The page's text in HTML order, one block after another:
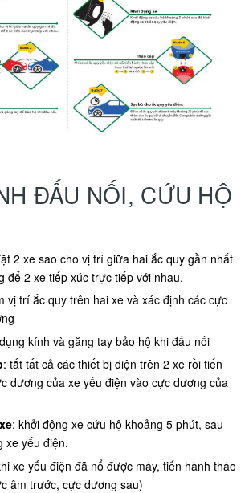
ĐẤU NỐI, CỨU HỘ
2 xe sao cho vị trí giữa hai ắc quy gần nhất
để 2 xe tiếp xúc trực tiếp với nhau.
vị trí ắc quy trên hai xe và xác định các cực
kính và găng tay bảo hộ khi đấu nối
: tắt tất cả các thiết bị điện trên 2 xe rồi tiến
dương của xe yếu điện vào cực dương của
: khởi động xe cứu hộ khoảng 5 phút, sau
xe yếu điện.
xe yếu điện đã nổ được máy, tiến hành tháo
âm trước, cực dương sau)